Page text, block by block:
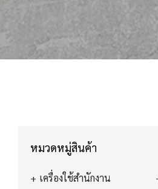
หมวดหมู่สินค้า
เครื่องใช้สำนักงาน